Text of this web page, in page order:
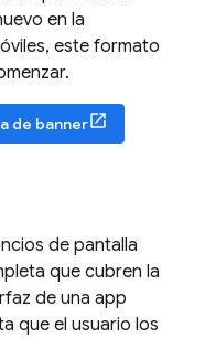
en la
este formato
de banner
de pantalla
que cubren la
de una app
que el usuario los